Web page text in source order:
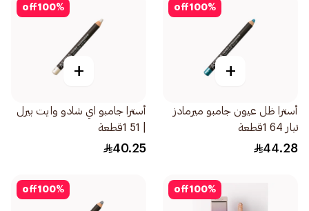
100%
off
+
أسترا ظل عيون جامبو ميرمادز
تيار 64 1قطعة
44.28
100%
off
+
أسترا جامبو اي شادو وايت بيرل
40.25
100%
off
100%
off